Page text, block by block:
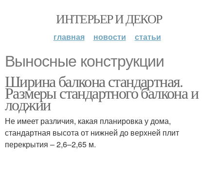
ИНТЕРЬЕР И ДЕКОР
главная новости статьи
Выносные конструкции
Ширина балкона стандартная.
Размеры стандартного балкона и
лоджии
Не имеет различия, какая планировка у дома,
стандартная высота от нижней до верхней плит
перекрытия – 2,6–2,65 м.